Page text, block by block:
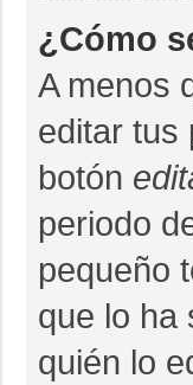
¿Cómo
A menos
editar tus
botón
periodo
pequeño
que lo ha
quién lo